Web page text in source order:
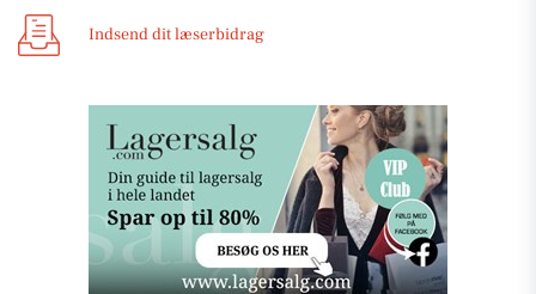
Indsend dit læserbidrag